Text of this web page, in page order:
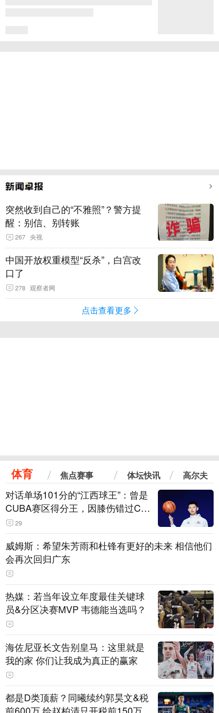
突然收到自己的“不雅照”？警方提
醒：别信、别转账
267 央视
中国开放权重模型“反杀”，白宫改
口了
278 观察者网
点击查看更多
体育 焦点赛事 体坛快讯 高尔夫
对话单场101分的“江西球王”：曾是
CUBA赛区得分王，因膝伤错过CB
A选秀
29
威姆斯：希望朱芳雨和杜锋有更好的未来 相信他们
会再次回归广东
热媒：若当年设立年度最佳关键球
员&分区决赛MVP 韦德能当选吗？
海佐尼亚长文告别皇马：这里就是
我的家 你们让我成为真正的赢家
都是D类顶薪？同曦续约郭昊文&税